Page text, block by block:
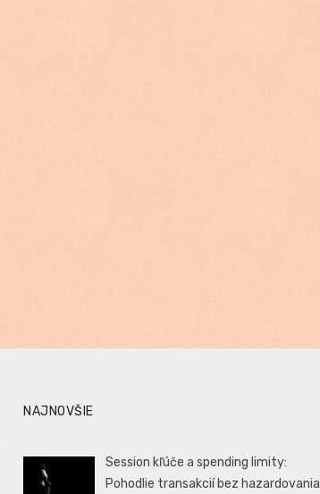
NAJNOVŠIE
Session kľúče a spending limity:
Pohodlie transakcií bez hazardovania